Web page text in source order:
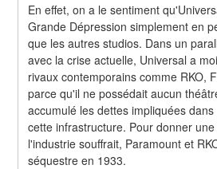
En effet, on a le sentiment
Grande Dépression simplement en
que les autres studios. Dans un
avec la crise actuelle, Universal a
rivaux contemporains comme RKO,
parce qu'il ne possédait aucun
accumulé les dettes impliquées
cette infrastructure. Pour donner
l'industrie souffrait, Paramount et
séquestre en 1933.